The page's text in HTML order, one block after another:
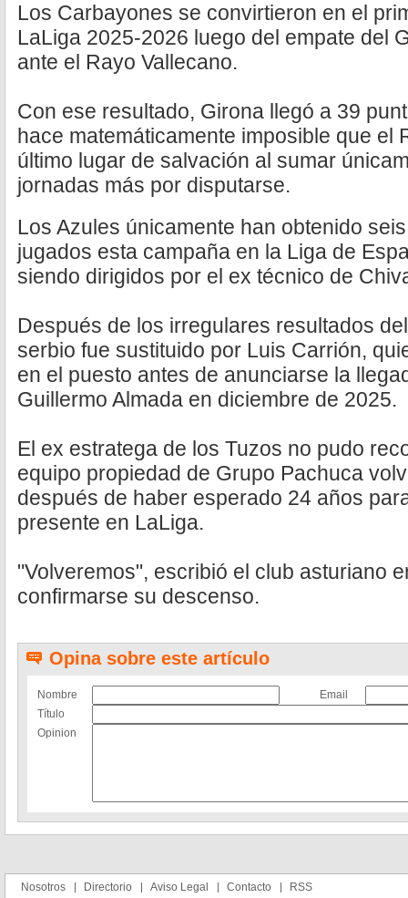
Los Carbayones se convirtieron en el
LaLiga 2025-2026 luego del empate del
ante el Rayo Vallecano.
Con ese resultado, Girona llegó a 39
hace matemáticamente imposible que el
último lugar de salvación al sumar
jornadas más por disputarse.
Los Azules únicamente han obtenido
jugados esta campaña en la Liga de
siendo dirigidos por el ex técnico de
Después de los irregulares resultados
serbio fue sustituido por Luis Carrión,
en el puesto antes de anunciarse la
Guillermo Almada en diciembre de 2025.
El ex estratega de los Tuzos no pudo
equipo propiedad de Grupo Pachuca
después de haber esperado 24 años
presente en LaLiga.
"Volveremos", escribió el club asturiano
confirmarse su descenso.
Opina sobre este artículo
Nombre
Email
Título
Opinion
Nosotros Directorio Aviso Legal Contacto RSS